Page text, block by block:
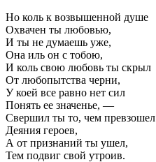
Но коль к возвышенной душе
Охвачен ты любовью,
И ты не думаешь уже,
Она иль он с тобою,
И коль свою любовь ты скрыл
От любопытства черни,
У коей все равно нет сил
Понять ее значенье, —
Свершил ты то, чем превзошел
Деяния героев,
А от признаний ты ушел,
Тем подвиг свой утроив.